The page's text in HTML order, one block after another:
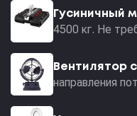
Гусиничный
4500 кг. Не
Вентилятор
направления